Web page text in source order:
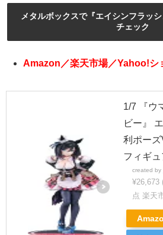
メタルボックスで『エイシンフラッ
チェック
Amazon／楽天市場／Yahoo!シ
1/7 『ウ
ビー』
利ポーズ
フィギュ
created by
¥26,673
点 楽天